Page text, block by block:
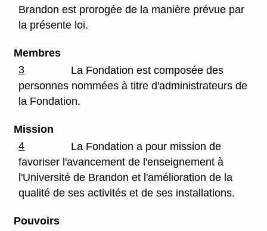
Brandon est prorogée de la manière prévue par
la présente loi.
Membres
3
La Fondation est composée des
personnes nommées à titre d'administrateurs de
la Fondation.
Mission
4
La Fondation a pour mission de
favoriser l'avancement de l'enseignement à
l'Université de Brandon et l'amélioration de la
qualité de ses activités et de ses installations.
Pouvoirs